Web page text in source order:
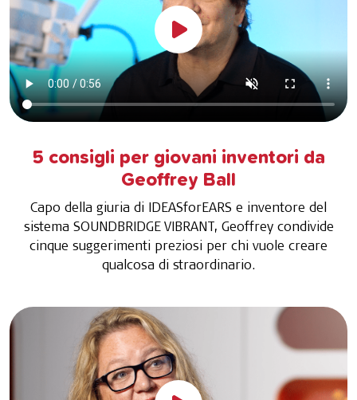
5 consigli per giovani inventori da
Geoffrey Ball
Capo della giuria di IDEASforEARS e inventore del
sistema SOUNDBRIDGE VIBRANT, Geoffrey condivide
cinque suggerimenti preziosi per chi vuole creare
qualcosa di straordinario.